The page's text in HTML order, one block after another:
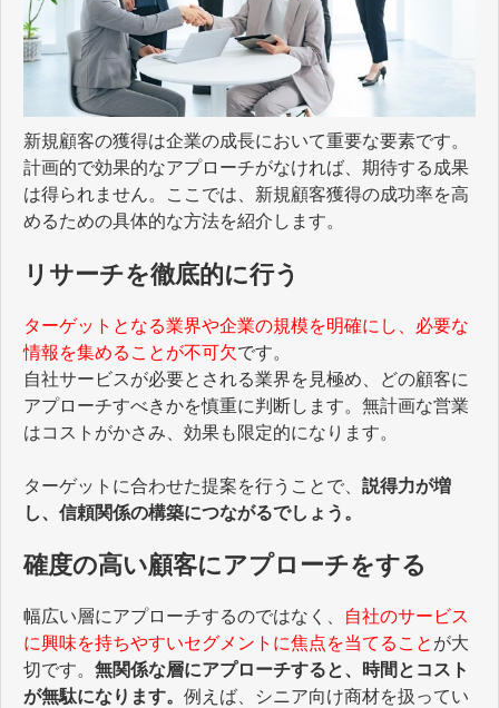
新規顧客の獲得は企業の成長において重要な要素です。
計画的で効果的なアプローチがなければ、期待する成果
は得られません。ここでは、新規顧客獲得の成功率を高
めるための具体的な方法を紹介します。
リサーチを徹底的に行う
ターゲットとなる業界や企業の規模を明確にし、必要な
情報を集めることが不可欠です。
自社サービスが必要とされる業界を見極め、どの顧客に
アプローチすべきかを慎重に判断します。無計画な営業
はコストがかさみ、効果も限定的になります。
ターゲットに合わせた提案を行うことで、 説得力が増
し、信頼関係の構築につながるでしょう。
確度の高い顧客にアプローチをする
幅広い層にアプローチするのではなく、
自社のサービス
に興味を持ちやすいセグメントに焦点を当てること が大
切です。 無関係な層にアプローチすると、時間とコスト
が無駄になります。 例えば、シニア向け商材を扱ってい